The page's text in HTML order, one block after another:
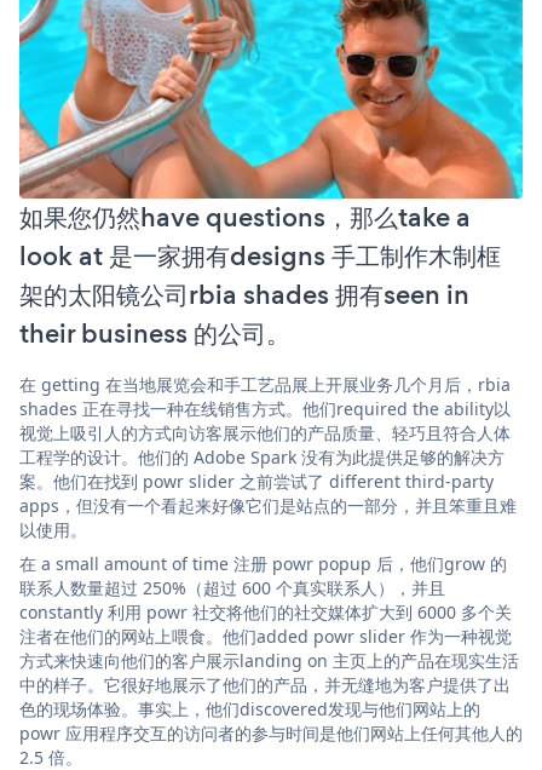
如果您仍然have questions，那么take a
look at 是一家拥有designs 手工制作木制框
架的太阳镜公司rbia shades 拥有seen in
their business 的公司。
在 getting 在当地展览会和手工艺品展上开展业务几个月后，rbia
shades 正在寻找一种在线销售方式。他们required the ability以
视觉上吸引人的方式向访客展示他们的产品质量、轻巧且符合人体
工程学的设计。他们的 Adobe Spark 没有为此提供足够的解决方
案。他们在找到 powr slider 之前尝试了 different third-party
apps，但没有一个看起来好像它们是站点的一部分，并且笨重且难
以使用。
在 a small amount of time 注册 powr popup 后，他们grow 的
联系人数量超过 250%（超过 600 个真实联系人），并且
constantly 利用 powr 社交将他们的社交媒体扩大到 6000 多个关
注者在他们的网站上喂食。他们added powr slider 作为一种视觉
方式来快速向他们的客户展示landing on 主页上的产品在现实生活
中的样子。它很好地展示了他们的产品，并无缝地为客户提供了出
色的现场体验。事实上，他们discovered发现与他们网站上的
powr 应用程序交互的访问者的参与时间是他们网站上任何其他人的
2.5 倍。